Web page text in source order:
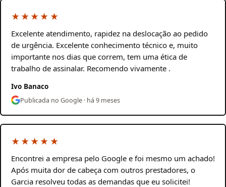
★★★★★
Excelente atendimento, rapidez na deslocação ao pedido
de urgência. Excelente conhecimento técnico e, muito
importante nos dias que correm, tem uma ética de
trabalho de assinalar. Recomendo vivamente .
Ivo Banaco
Publicada no Google · há 9 meses
★★★★★
Encontrei a empresa pelo Google e foi mesmo um achado!
Após muita dor de cabeça com outros prestadores, o
Garcia resolveu todas as demandas que eu solicitei!